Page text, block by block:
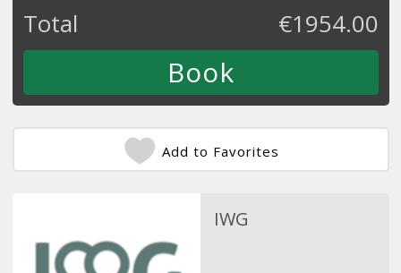
Total
€1954.00
Add to Favorites
IWG